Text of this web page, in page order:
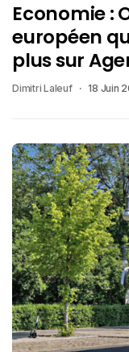
Economie :
européen
plus sur
Dimitri Laleuf 18 Juin